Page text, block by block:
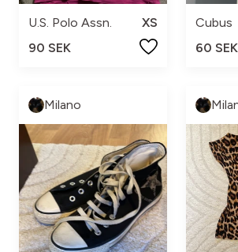
U.S. Polo Assn.
XS
90 SEK
Cubus
60 SEK
Milano